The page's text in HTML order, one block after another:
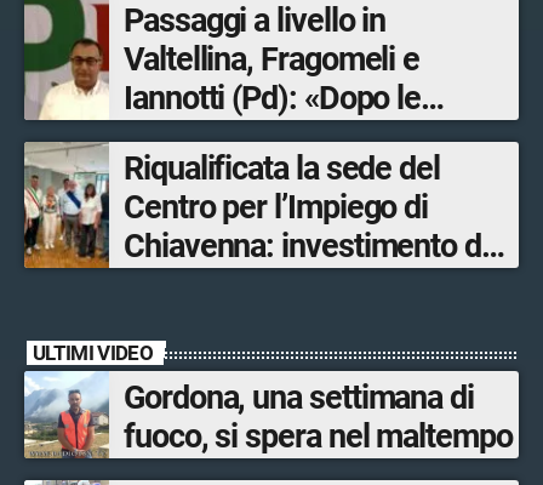
Passaggi a livello in
Valtellina, Fragomeli e
Iannotti (Pd): «Dopo le
Olimpiadi solo un terzo delle
opere sostitutive sarà
ultimato entro il 2026»
Riqualificata la sede del
Centro per l’Impiego di
Chiavenna: investimento da
ULTIMI VIDEO
Gordona, una settimana di
fuoco, si spera nel maltempo